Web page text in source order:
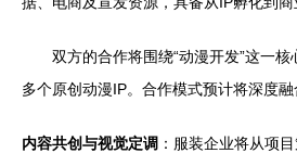
双方的合作将围绕“动漫开发”这一
多个原创动漫IP。合作模式预计将深度融
内容共创与视觉定调 ：服装企业将从项